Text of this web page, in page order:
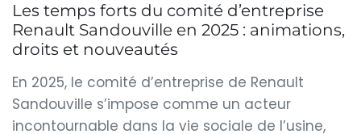
Les temps forts du comité d’entreprise
Renault Sandouville en 2025 : animations,
droits et nouveautés
En 2025, le comité d’entreprise de Renault
Sandouville s’impose comme un acteur
incontournable dans la vie sociale de l’usine,